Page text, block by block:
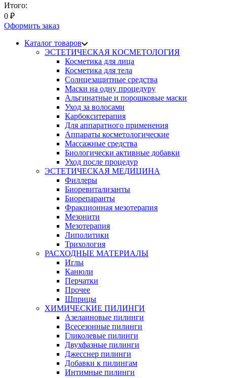
Итого:
0 ₽
Оформить заказ
Каталог товаров
ЭСТЕТИЧЕСКАЯ КОСМЕТОЛОГИЯ
Косметика для лица
Косметика для тела
Солнцезащитные средства
Маски на одну процедуру
Альгинатные и порошковые маски
Уход за волосами
Карбокситерапия
Для аппаратного применения
Аппараты косметологические
Массажные средства
Биологически активные добавки
Уход после процедур
ЭСТЕТИЧЕСКАЯ МЕДИЦИНА
Филлеры
Биоревитализанты
Биорепаранты
Фракционная мезотерапия
Мезонити
Мезотерапия
Липолитики
Трихология
РАСХОДНЫЕ МАТЕРИАЛЫ
Иглы
Канюли
Перчатки
Прочее
Шприцы
ХИМИЧЕСКИЕ ПИЛИНГИ
Азелаиновые пилинги
Всесезонные пилинги
Гликолевые пилинги
Двухфазные пилинги
Джесснер пилинги
Добавки к пилингам
Интимные пилинги